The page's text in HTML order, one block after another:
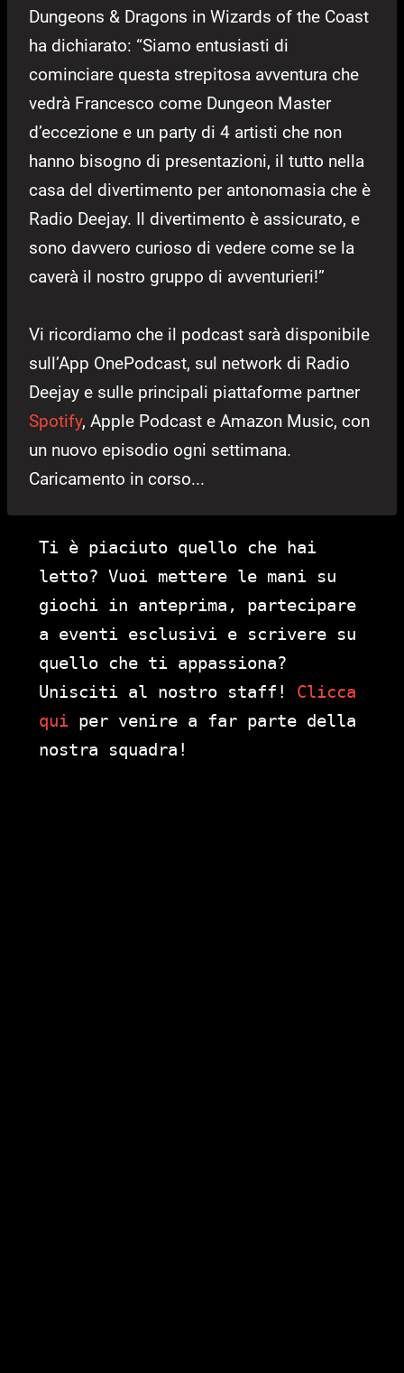
Dungeons & Dragons in Wizards of the Coast
ha dichiarato: “Siamo entusiasti di
cominciare questa strepitosa avventura che
vedrà Francesco come Dungeon Master
d’eccezione e un party di 4 artisti che non
hanno bisogno di presentazioni, il tutto nella
casa del divertimento per antonomasia che è
Radio Deejay. Il divertimento è assicurato, e
sono davvero curioso di vedere come se la
caverà il nostro gruppo di avventurieri!”
Vi ricordiamo che il podcast sarà disponibile
sull’App OnePodcast, sul network di Radio
Deejay e sulle principali piattaforme partner
Spotify, Apple Podcast e Amazon Music, con
un nuovo episodio ogni settimana.
Caricamento in corso...
Ti è piaciuto quello che hai
letto? Vuoi mettere le mani su
giochi in anteprima, partecipare
a eventi esclusivi e scrivere su
quello che ti appassiona?
Unisciti al nostro staff! Clicca
qui per venire a far parte della
nostra squadra!